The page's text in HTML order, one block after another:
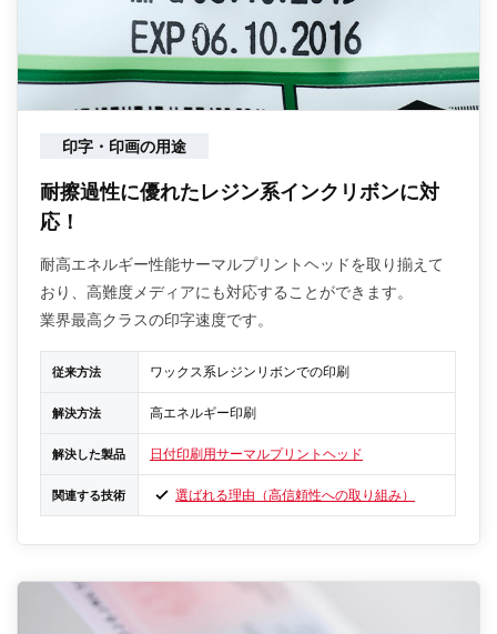
印字・印画の用途
耐擦過性に優れたレジン系インクリボンに対
応！
耐高エネルギー性能サーマルプリントヘッドを取り揃えて
おり、高難度メディアにも対応することができます。
業界最高クラスの印字速度です。
従来方法 ワックス系レジンリボンでの印刷
解決方法 高エネルギー印刷
解決した製品 日付印刷用サーマルプリントヘッド
関連する技術 選ばれる理由（高信頼性への取り組み）